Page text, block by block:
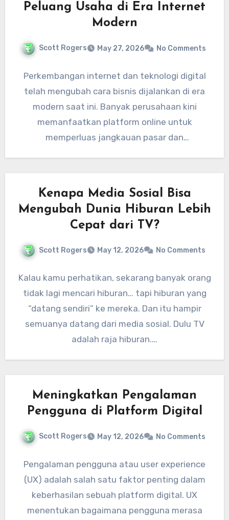
Peluang Usaha di Era Internet
Modern
Scott Rogers May 27, 2026 No Comments
Perkembangan internet dan teknologi digital
telah mengubah cara bisnis dijalankan di era
modern saat ini. Banyak perusahaan kini
memanfaatkan platform online untuk
memperluas jangkauan pasar dan
Kenapa Media Sosial Bisa
Mengubah Dunia Hiburan Lebih
Cepat dari TV?
Scott Rogers May 12, 2026 No Comments
Kalau kamu perhatikan, sekarang banyak orang
tidak lagi mencari hiburan… tapi hiburan yang
“datang sendiri” ke mereka. Dan itu hampir
semuanya datang dari media sosial. Dulu TV
adalah raja hiburan.…
Meningkatkan Pengalaman
Pengguna di Platform Digital
Scott Rogers May 12, 2026 No Comments
Pengalaman pengguna atau user experience
(UX) adalah salah satu faktor penting dalam
keberhasilan sebuah platform digital. UX
menentukan bagaimana pengguna merasa